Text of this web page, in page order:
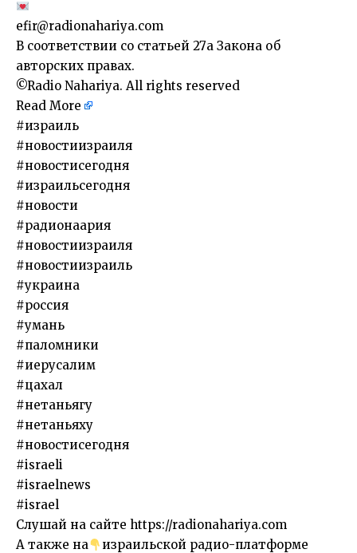
efir@radionahariya.com
В соответствии со статьей 27a Закона об
авторских правах.
©Radio Nahariya. All rights reserved
Read More
​#израиль
#новостиизраиля
#новостисегодня
#израильсегодня
#новости
#радионаария
#новостиизраиля
#новостиизраиль
#украина
#россия
#умань
#паломники
#иерусалим
#цахал
#нетаньягу
#нетаньяху
#новостисегодня
#israeli
#israelnews
#israel
Слушай на сайте https://radionahariya.com
А также на
израильской радио-платформе